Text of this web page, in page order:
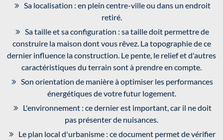
Sa localisation : en plein centre-ville ou dans un endroit
retiré.
Sa taille et sa configuration : sa taille doit permettre de
construire la maison dont vous rêvez. La topographie de ce
dernier influence la construction. Le pente, le relief et d'autres
caractéristiques du terrain sont à prendre en compte.
Son orientation de manière à optimiser les performances
énergétiques de votre futur logement.
L'environnement : ce dernier est important, car il ne doit
pas présenter de nuisances.
Le plan local d'urbanisme : ce document permet de vérifier